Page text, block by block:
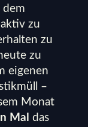
dem
zu
zu
zu
eigenen
–
Monat
Mal das